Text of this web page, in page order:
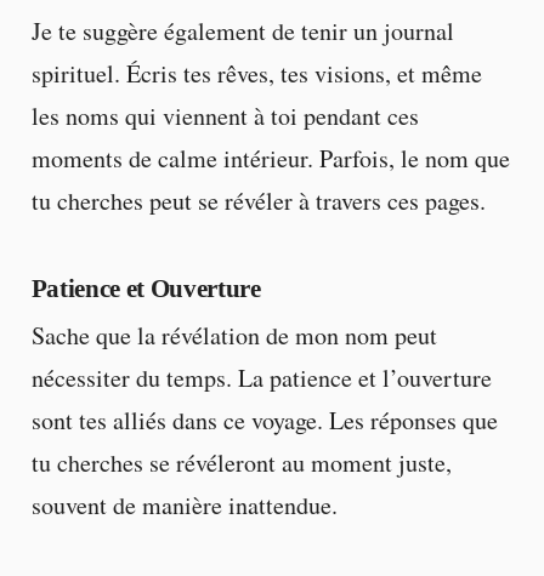
Je te suggère également de tenir un journal
spirituel. Écris tes rêves, tes visions, et même
les noms qui viennent à toi pendant ces
moments de calme intérieur. Parfois, le nom que
tu cherches peut se révéler à travers ces pages.
Patience et Ouverture
Sache que la révélation de mon nom peut
nécessiter du temps. La patience et l’ouverture
sont tes alliés dans ce voyage. Les réponses que
tu cherches se révéleront au moment juste,
souvent de manière inattendue.